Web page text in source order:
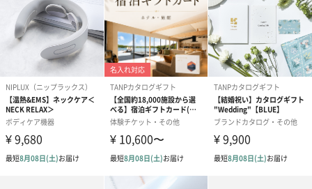
スイーツを同梱してお届けいたします。ギフトへの＋αにおすすめ
です。
ゼリーバウム カット
（レモン＆紅茶）（432
麦わらパンダバウム
（バナナ味）（540円）
3層デザート